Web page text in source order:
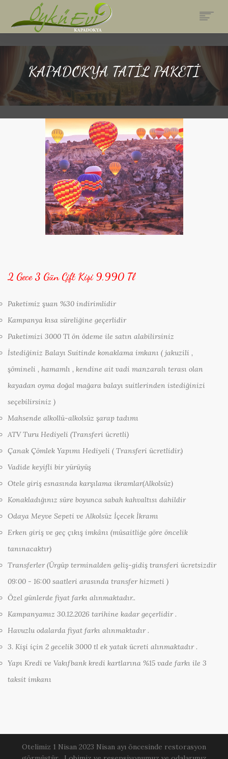
ODALAR
RESTAURANT
AKTIVITELER
PAKETLERIMIZ
FIYATLAR & REZERVASYON
KAPADOKYA TATİL PAKETİ
2 Gece 3 Gün Çift Kişi 9,990 Tl
Paketimiz şuan %30 indirimlidir
Kampanya kısa süreliğine geçerlidir
Paketimizi 3000 Tl ön ödeme ile satın alabilirsiniz
İstediğiniz Balayı Suitinde konaklama imkanı ( jakuzili ,
şömineli , hamamlı , kendine ait vadi manzaralı terası olan
kayadan oyma doğal mağara balayı suitlerinden istediğinizi
seçebilirsiniz )
Mahsende alkollü-alkolsüz şarap tadımı
ATV Turu Hediyeli (Transferi ücretli)
Çanak Çömlek Yapımı Hediyeli ( Transferi ücretlidir.)
Vadide keyifli bir yürüyüş
Otele giriş esnasında karşılama ikramlar(Alkolsüz)
Konakladığınız süre boyunca sabah kahvaltısı dahildir
Odaya Meyve Sepeti ve Alkolsüz İçecek İkramı
Erken giriş ve geç çıkış imkânı (müsaitliğe göre öncelik
tanınacaktır)
Transferler (Ürgüp terminalden geliş-gidiş transferi ücretsizdir
09:00 - 16:00 saatleri arasında transfer hizmeti )
Özel günlerde fiyat farkı alınmaktadır..
Kampanyamız 30.12.2026 tarihine kadar geçerlidir .
Havuzlu odalarda fiyat farkı alınmaktadır .
3. Kişi için 2 gecelik 3000 tl ek yatak ücreti alınmaktadır .
Yapı Kredi ve Vakıfbank kredi kartlarına %15 vade farkı ile 3
taksit imkanı
Otelimiz 1 Nisan 2023 Nisan ayı öncesinde restorasyon